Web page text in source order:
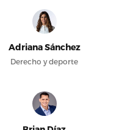
Adriana Sánchez
Derecho y deporte